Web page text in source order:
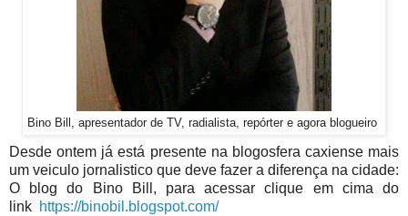
Bino Bill, apresentador de TV, radialista, repórter e agora blogueiro
Desde ontem já está presente na blogosfera caxiense mais
um veiculo jornalistico que deve fazer a diferença na cidade:
O blog do Bino Bill, para acessar clique em cima do
link https://binobil.blogspot.com/